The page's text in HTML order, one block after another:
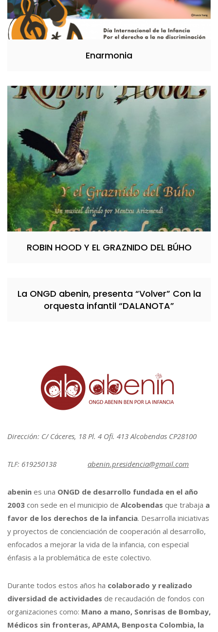
Enarmonia
ROBIN HOOD Y EL GRAZNIDO DEL BÚHO
La ONGD abenin, presenta “Volver” Con la
orquesta infantil “DALANOTA”
Dirección: C/ Cáceres, 18 Pl. 4 Ofi. 413 Alcobendas CP28100
TLF: 619250138 abenin.presidencia@gmail.com
abenin es una ONGD de desarrollo fundada en el año
2003 con sede en el municipio de Alcobendas que trabaja a
favor de los derechos de la infancia. Desarrolla iniciativas
y proyectos de concienciación de cooperación al desarrollo,
enfocados a mejorar la vida de la infancia, con especial
énfasis a la problemática de este colectivo.
Durante todos estos años ha colaborado y realizado
diversidad de actividades de recaudación de fondos con
organizaciones como: Mano a mano, Sonrisas de Bombay,
Médicos sin fronteras, APAMA, Benposta Colombia, la